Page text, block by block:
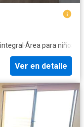
·Área para niños
Ver en detalle